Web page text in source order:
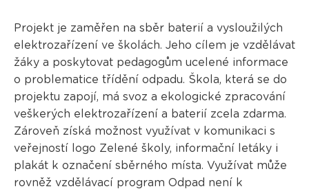
Projekt je zaměřen na sběr baterií a vysloužilých
elektrozařízení ve školách. Jeho cílem je vzdělávat
žáky a poskytovat pedagogům ucelené informace
o problematice třídění odpadu. Škola, která se do
projektu zapojí, má svoz a ekologické zpracování
veškerých elektrozařízení a baterií zcela zdarma.
Zároveň získá možnost využívat v komunikaci s
veřejností logo Zelené školy, informační letáky i
plakát k označení sběrného místa. Využívat může
rovněž vzdělávací program Odpad není k